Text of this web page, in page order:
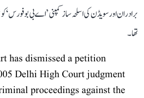
برادران اور سویڈن کی اسلحہ ساز کمپنی ’اے بی بوفورس‘
تھا۔
has dismissed a petition
Delhi High Court judgment
proceedings against the